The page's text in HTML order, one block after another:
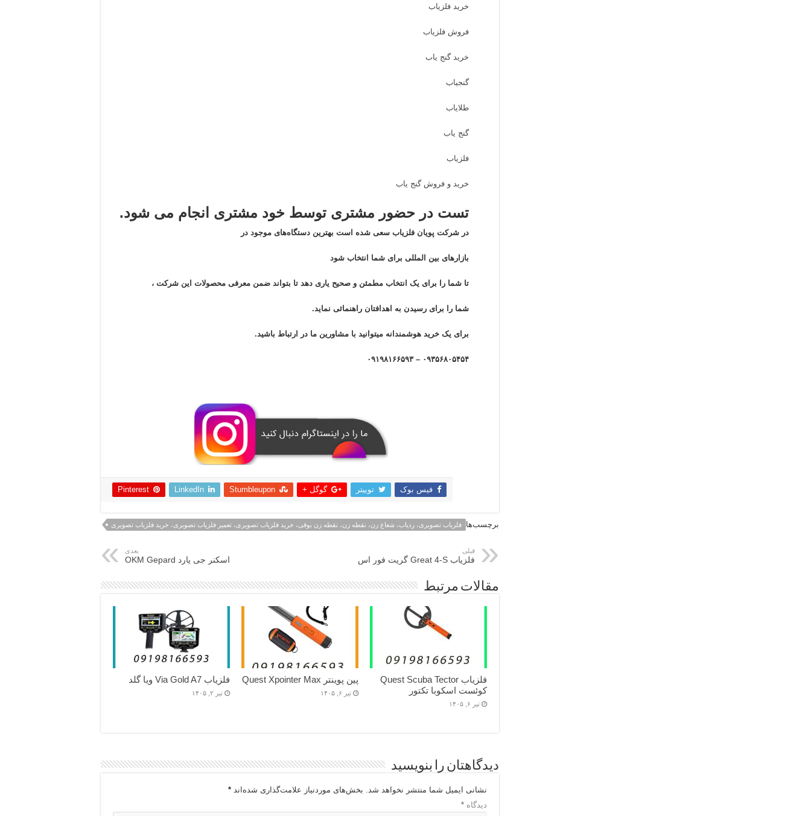
خرید فلزیاب
فروش فلزیاب
خرید گنج یاب
گنجیاب
طلایاب
گنج یاب
فلزیاب
خرید و فروش گنج یاب
تست در حضور مشتری توسط خود مشتری انجام می شود.
در شرکت پویان فلزیاب سعی شده است بهترین دستگاه‌های موجود در
بازار‌های بین المللی برای شما انتخاب شود
تا شما را برای یک انتخاب مطمئن و صحیح یاری دهد تا بتواند ضمن معرفی محصولات این شرکت ،
شما را برای رسیدن به اهدافتان راهنمائی نماید.
برای یک خرید هوشمندانه میتوانید با مشاورین ما در ارتباط باشید.
۰۹۳۵۶۸۰۵۴۵۴ – ۰۹۱۹۸۱۶۶۵۹۳
فیس بوک توییتر گوگل + Stumbleupon
LinkedIn
Pinterest
برچسب‌ها فلزیاب تصویری، ردیاب، شعاع زن، نقطه زن، نقطه زن بوقی، خرید فلزیاب تصویری، تعمیر فلزیاب تصویری، خرید فلزیاب تصویری
قبلی
فلزیاب Great 4-S گریت فور اس
بعدی
اسکنر جی پارد OKM Gepard
مقالات مرتبط
فلزیاب Quest Scuba Tector
کوئست اسکوبا تکتور
تیر ۶, ۱۴۰۵
پین پوینتر Quest Xpointer Max
تیر ۶, ۱۴۰۵
فلزیاب Via Gold A7 ویا گلد
تیر ۲, ۱۴۰۵
دیدگاهتان را بنویسید
نشانی ایمیل شما منتشر نخواهد شد. بخش‌های موردنیاز علامت‌گذاری شده‌اند *
دیدگاه *